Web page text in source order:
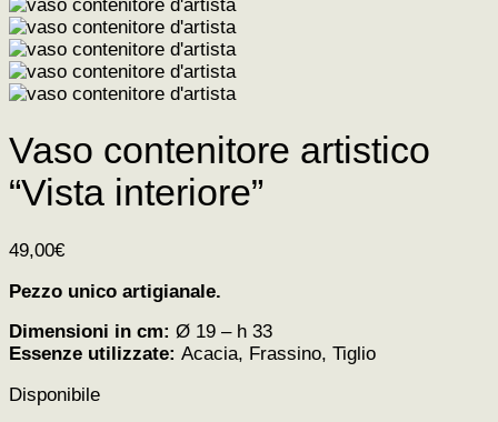
Vaso contenitore artistico
“Vista interiore”
49,00€
Pezzo unico artigianale.
Dimensioni in cm: Ø 19 – h 33
Essenze utilizzate: Acacia, Frassino, Tiglio
Disponibile